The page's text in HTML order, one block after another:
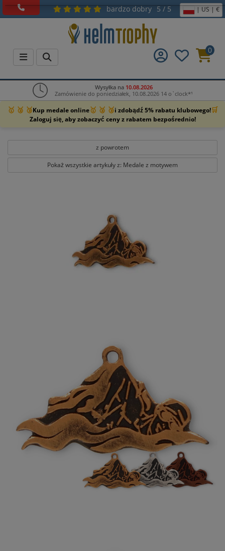
bardzo dobry 5 / 5 | US | €
0
Wysyłka na 10.08.2026
Zamówienie do poniedziałek, 10.08.2026 14 o`clock*¹
🥇 🥈 🥉Kup medale online🥇 🥈 🥉i zdobądź 5% rabatu klubowego!🛒
Zaloguj się, aby zobaczyć ceny z rabatem bezpośrednio!
z powrotem
Pokaż wszystkie artykuły z: Medale z motywem